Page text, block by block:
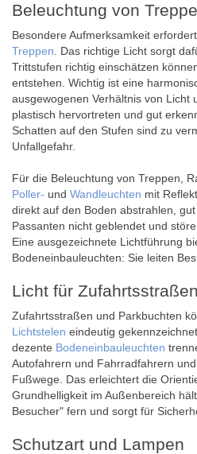
Beleuchtung von
Besondere Aufmerksamkeit
Treppen . Das richtige Licht sorgt
Trittstufen richtig einschätzen
entstehen. Wichtig ist eine
ausgewogenen Verhältnis von Licht
plastisch hervortreten und gut
Schatten auf den Stufen sind zu
Unfallgefahr.
Für die Beleuchtung von Treppen,
Poller- und Wandleuchten mit
direkt auf den Boden abstrahlen,
Passanten nicht geblendet und
Eine ausgezeichnete Lichtführung
Bodeneinbauleuchten: Sie leiten
Licht für Zufahrtsstraßen
Zufahrtsstraßen und Parkbuchten
Lichtstelen eindeutig
dezente Bodeneinbauleuchten
Autofahrern und Fahrradfahrern
Fußwege. Das erleichtert die
Grundhelligkeit im Außenbereich
Besucher" fern und sorgt für
Schutzart und Lampen